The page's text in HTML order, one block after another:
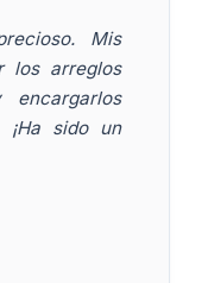
Mis
los arreglos
¡Ha sido un